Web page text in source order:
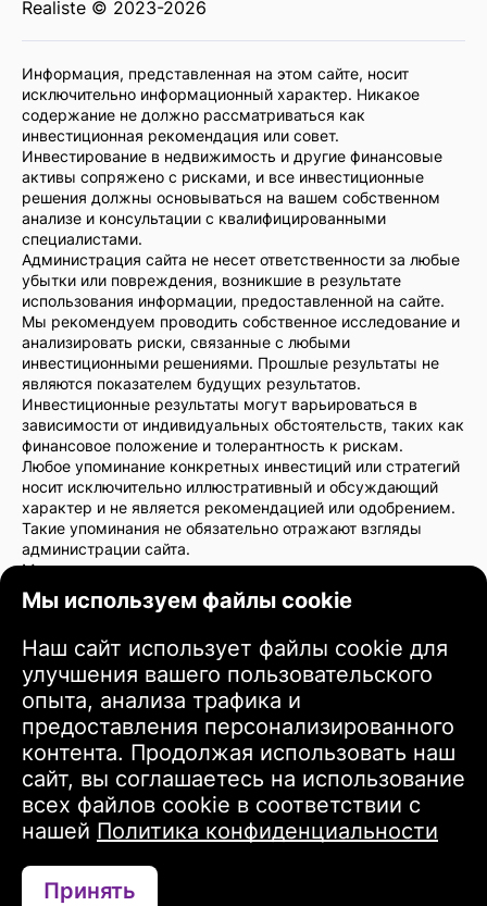
Мы используем файлы cookie
Наш сайт использует файлы cookie для
улучшения вашего пользовательского
опыта, анализа трафика и
предоставления персонализированного
контента. Продолжая использовать наш
сайт, вы соглашаетесь на использование
всех файлов cookie в соответствии с
нашей Политика конфиденциальности
Принять
Realiste © 2023-2026
Информация, представленная на этом сайте, носит
исключительно информационный характер. Никакое
содержание не должно рассматриваться как
инвестиционная рекомендация или совет.
Инвестирование в недвижимость и другие финансовые
активы сопряжено с рисками, и все инвестиционные
решения должны основываться на вашем собственном
анализе и консультации с квалифицированными
специалистами.
Администрация сайта не несет ответственности за любые
убытки или повреждения, возникшие в результате
использования информации, предоставленной на сайте.
Мы рекомендуем проводить собственное исследование и
анализировать риски, связанные с любыми
инвестиционными решениями. Прошлые результаты не
являются показателем будущих результатов.
Инвестиционные результаты могут варьироваться в
зависимости от индивидуальных обстоятельств, таких как
финансовое положение и толерантность к рискам.
Любое упоминание конкретных инвестиций или стратегий
носит исключительно иллюстративный и обсуждающий
характер и не является рекомендацией или одобрением.
Такие упоминания не обязательно отражают взгляды
администрации сайта.
Мы настоятельно рекомендуем проконсультироваться с
финансовым консультантом или юристом перед
принятием инвестиционных решений. Вы несете полную
связанные с ними риски.
Используя этот сайт, вы соглашаетесь с тем, что
администрация сайта не несет ответственности за любые
прямые или косвенные убытки или повреждения,
возникающие в результате использования информации,
предоставленной на сайте.
Пожалуйста, проявляйте осторожность и внимательность
при принятии инвестиционных решений.
Условия использования